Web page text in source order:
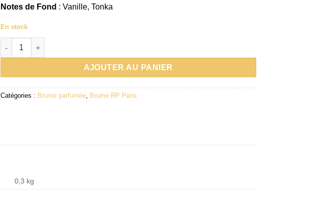
Notes de Fond : Vanille, Tonka
En stock
quantité de Brume parfumée Coco Sun 250ml - Rp Paris
AJOUTER AU PANIER
Catégories : Brume parfumée, Brume RP Paris
0,3 kg